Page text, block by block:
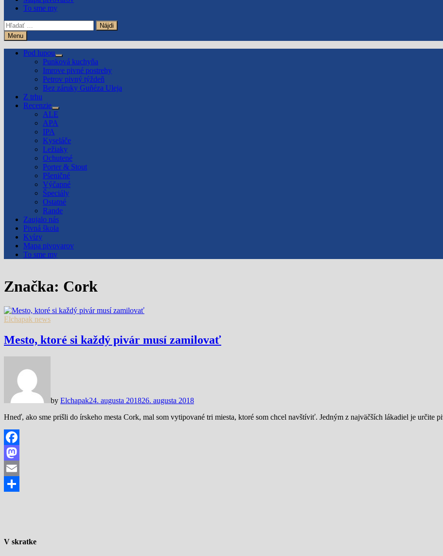
To sme my
Hľadať:
Menu
Pod lupou
Show
sub
menu
Punková kuchyňa
Imrove pivné postrehy
Petrov pivný týždeň
Bez záruky Guñéza Uleja
Z trhu
Recenzie
Show
sub
menu
ALE
APA
IPA
Kyseláče
Ležiaky
Ochutené
Porter & Stout
Pšeničné
Výčapné
Špeciály
Ostatné
Rande
Zaujalo nás
Pivná škola
Kvízy
Mapa pivovarov
To sme my
Značka: Cork
Elchapak news
Mesto, ktoré si každý pivár musí zamilovať
by Elchapak24. augusta 201826. augusta 2018
Hneď, ako sme prišli do írskeho mesta Cork, mal som vytipované tri miesta, ktoré som chcel navštíviť. Jedným z najväčších lákadiel je určite
Facebook
Mastodon
Email
V skratke